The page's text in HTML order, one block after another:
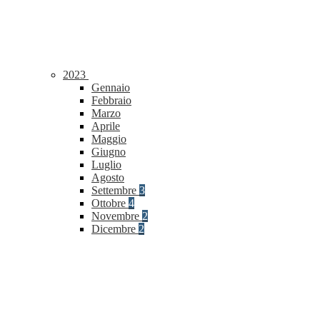
2023
Gennaio
Febbraio
Marzo
Aprile
Maggio
Giugno
Luglio
Agosto
Settembre 3
Ottobre 4
Novembre 2
Dicembre 2